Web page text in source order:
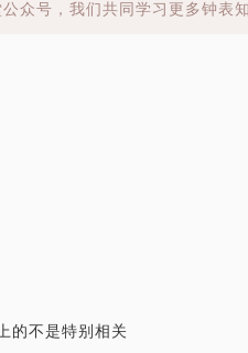
众号，我们共同学习更多钟表
的不是特别相关